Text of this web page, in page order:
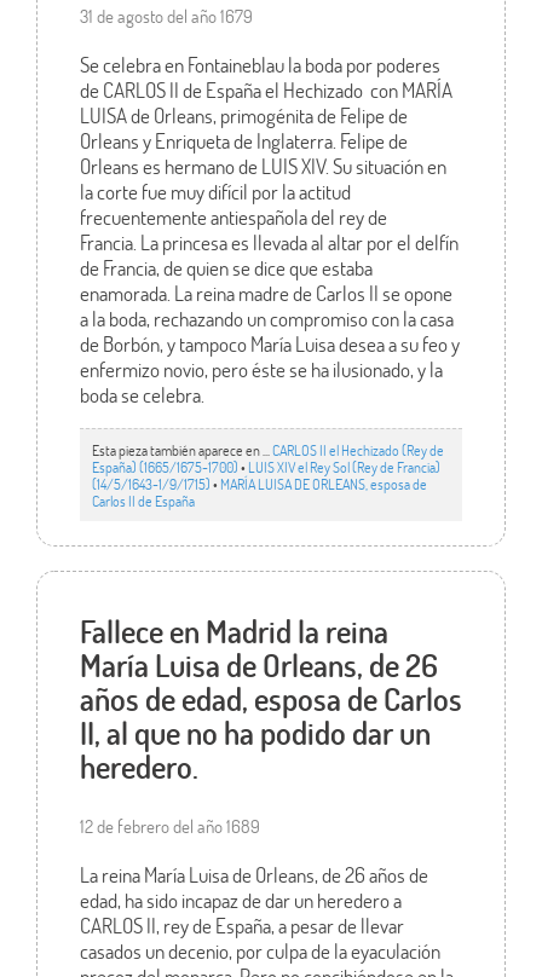
31 de agosto del año 1679
Se celebra en Fontaineblau la boda por poderes
de CARLOS II de España el Hechizado con MARÍA
LUISA de Orleans, primogénita de Felipe de
Orleans y Enriqueta de Inglaterra. Felipe de
Orleans es hermano de LUIS XIV. Su situación en
la corte fue muy difícil por la actitud
frecuentemente antiespañola del rey de
Francia. La princesa es llevada al altar por el delfín
de Francia, de quien se dice que estaba
enamorada. La reina madre de Carlos II se opone
a la boda, rechazando un compromiso con la casa
de Borbón, y tampoco María Luisa desea a su feo y
enfermizo novio, pero éste se ha ilusionado, y la
boda se celebra.
Esta pieza también aparece en ... CARLOS II el Hechizado (Rey de
España) (1665/1675-1700)• LUIS XIV el Rey Sol (Rey de Francia)
(14/5/1643-1/9/1715)• MARÍA LUISA DE ORLEANS, esposa de
Carlos II de España
Fallece en Madrid la reina
María Luisa de Orleans, de 26
años de edad, esposa de Carlos
II, al que no ha podido dar un
heredero.
12 de febrero del año 1689
La reina María Luisa de Orleans, de 26 años de
edad, ha sido incapaz de dar un heredero a
CARLOS II, rey de España, a pesar de llevar
casados un decenio, por culpa de la eyaculación